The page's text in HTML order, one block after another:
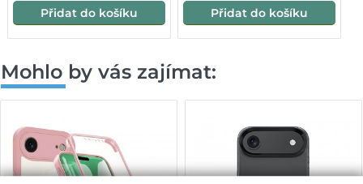
Přidat do košíku Přidat do košíku
Mohlo by vás zajímat: